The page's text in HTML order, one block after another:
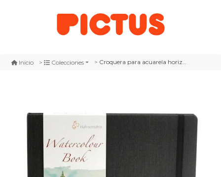
Inicio Colecciones Croquera para acuarela horizontal hahnemuhle 200gr